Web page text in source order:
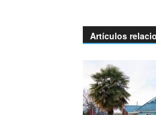
Artículos